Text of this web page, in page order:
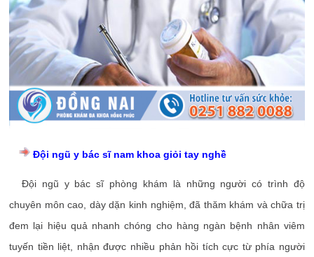
Đội ngũ y bác sĩ nam khoa giỏi tay nghề
Đội ngũ y bác sĩ phòng khám là những người có trình độ
chuyên môn cao, dày dặn kinh nghiệm, đã thăm khám và chữa trị
đem lại hiệu quả nhanh chóng cho hàng ngàn bệnh nhân viêm
tuyến tiền liệt, nhận được nhiều phản hồi tích cực từ phía người